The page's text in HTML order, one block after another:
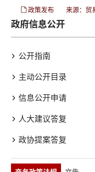
政策发布 来源：贸
政府信息公开
公开指南
主动公开目录
信息公开申请
人大建议答复
政协提案答复